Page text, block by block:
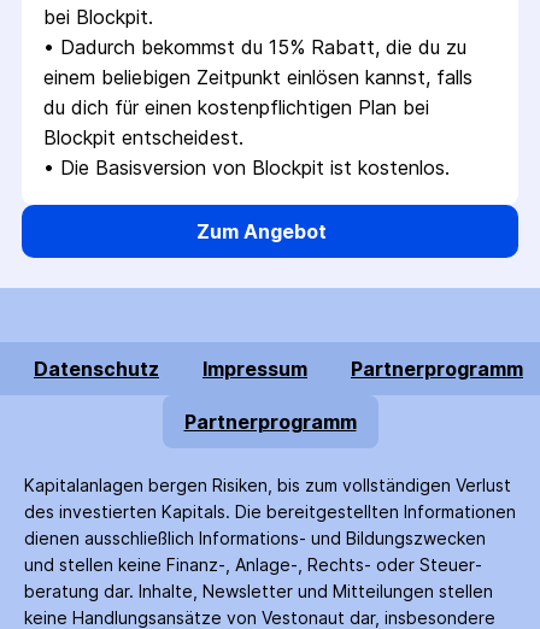
bei Blockpit.
• Dadurch bekommst du 15% Rabatt, die du zu
einem beliebigen Zeitpunkt einlösen kannst, falls
du dich für einen kostenpflichtigen Plan bei
Blockpit entscheidest.
• Die Basisversion von Blockpit ist kostenlos.
Zum Angebot
Datenschutz Impressum Partnerprogramm
Partnerprogramm
Kapitalanlagen bergen Risiken, bis zum voll­ständigen Verlust
des investierten Kapitals. Die bereitgestellten Informationen
dienen ausschließlich Informations- und Bildungs­zwecken
und stellen keine Finanz-, Anlage-, Rechts- oder Steuer­
beratung dar. Inhalte, Newsletter und Mitteilungen stellen
keine Handlungs­ansätze von Vestonaut dar, insbesondere